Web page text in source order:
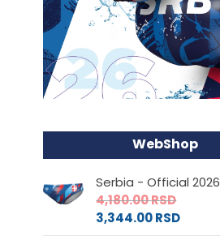
WebShop
Serbia - Official 2026
4,180.00RSD
3,344.00RSD